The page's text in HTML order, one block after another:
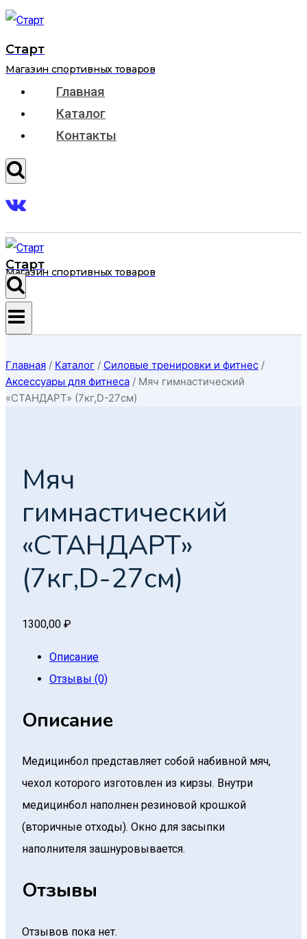
Перейти
содержимому
Старт
Магазин спортивных товаров
Главная
Каталог
Контакты
Старт
Магазин спортивных товаров
Главная / Каталог / Силовые тренировки и фитнес /
Аксессуары для фитнеса / Мяч гимнастический
«СТАНДАРТ» (7кг,D-27см)
Мяч
гимнастический
«СТАНДАРТ»
(7кг,D-27см)
1300,00 ₽
Описание
Отзывы (0)
Описание
Медицинбол представляет собой набивной мяч,
чехол которого изготовлен из кирзы. Внутри
медицинбол наполнен резиновой крошкой
(вторичные отходы). Окно для засыпки
наполнителя зашнуровывается.
Отзывы
Отзывов пока нет.